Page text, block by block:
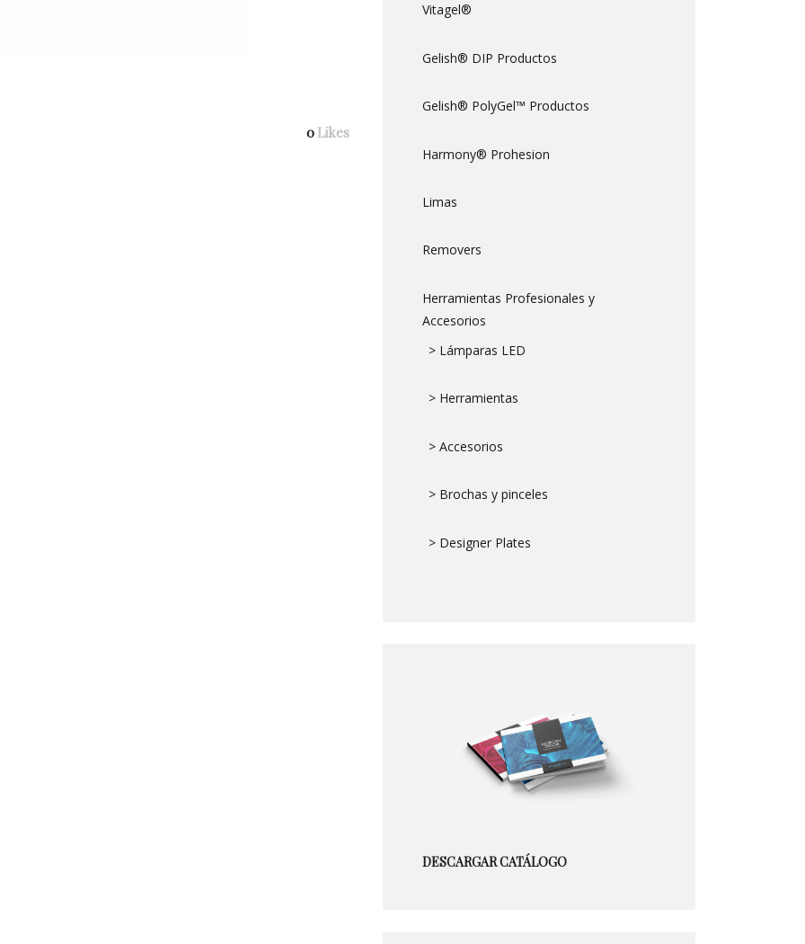
0 Likes
Vitagel®
Gelish® DIP Productos
Gelish® PolyGel™ Productos
Harmony® Prohesion
Limas
Removers
Herramientas Profesionales y
Accesorios
> Lámparas LED
> Herramientas
> Accesorios
> Brochas y pinceles
> Designer Plates
DESCARGAR CATÁLOGO